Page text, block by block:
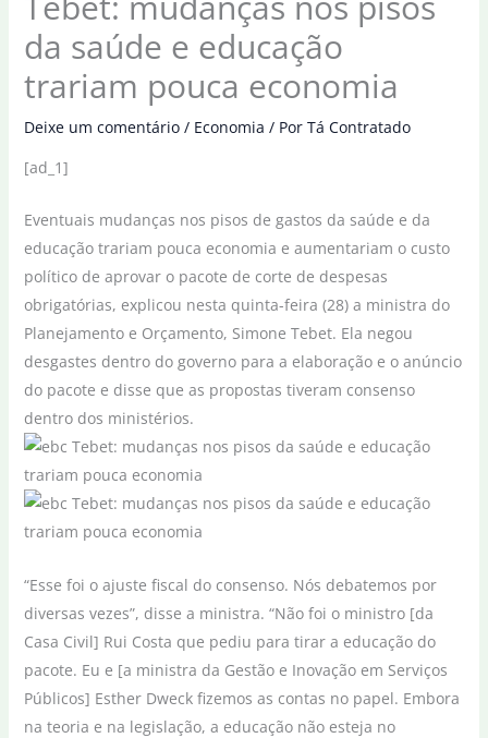
da saúde e educação
trariam pouca economia
Deixe um comentário / Economia / Por Tá Contratado
[ad_1]
Eventuais mudanças nos pisos de gastos da saúde e da
educação trariam pouca economia e aumentariam o custo
político de aprovar o pacote de corte de despesas
obrigatórias, explicou nesta quinta-feira (28) a ministra do
Planejamento e Orçamento, Simone Tebet. Ela negou
desgastes dentro do governo para a elaboração e o anúncio
do pacote e disse que as propostas tiveram consenso
dentro dos ministérios.
“Esse foi o ajuste fiscal do consenso. Nós debatemos por
diversas vezes”, disse a ministra. “Não foi o ministro [da
Casa Civil] Rui Costa que pediu para tirar a educação do
pacote. Eu e [a ministra da Gestão e Inovação em Serviços
Públicos] Esther Dweck fizemos as contas no papel. Embora
na teoria e na legislação, a educação não esteja no